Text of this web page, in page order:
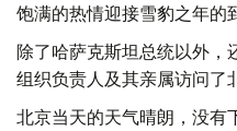
饱满的热情迎接雪豹之年的
除了哈萨克斯坦总统以外，
组织负责人及其亲属访问了
北京当天的天气晴朗，没有